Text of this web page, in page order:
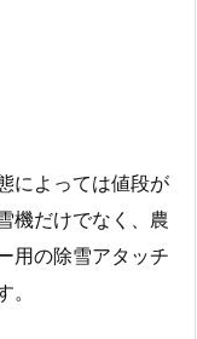
によっては値段が
機だけでなく、農
用の除雪アタッチ